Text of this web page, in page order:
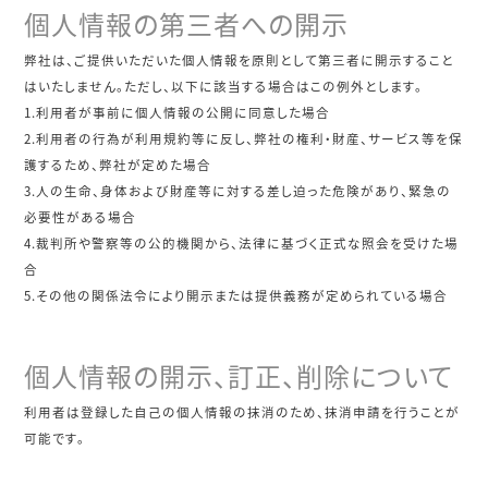
個人情報の第三者への開示
弊社は、ご提供いただいた個人情報を原則として第三者に開示すること
はいたしません。ただし、以下に該当する場合はこの例外とします。
1.利用者が事前に個人情報の公開に同意した場合
2.利用者の行為が利用規約等に反し、弊社の権利・財産、サービス等を保
護するため、弊社が定めた場合
3.人の生命、身体および財産等に対する差し迫った危険があり、緊急の
必要性がある場合
4.裁判所や警察等の公的機関から、法律に基づく正式な照会を受けた場
合
5.その他の関係法令により開示または提供義務が定められている場合
個人情報の開示、訂正、削除について
利用者は登録した自己の個人情報の抹消のため、抹消申請を行うことが
可能です。